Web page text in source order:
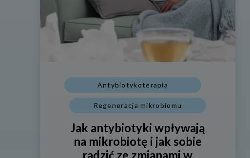
Antybiotykoterapia
Regeneracja mikrobiomu
Jak antybiotyki wpływają
na mikrobiotę i jak sobie
radzić ze zmianami w